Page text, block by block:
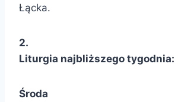
Łącka.
2.
Liturgia najbliższego tygodnia:
Środa